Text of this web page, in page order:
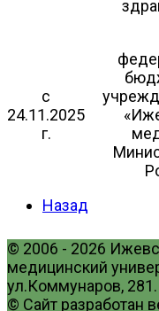
с
24.11.2025
г.
Назад
© 2006 - 2026
медицинский
ул.Коммунаров, 281.
© Сайт разработан